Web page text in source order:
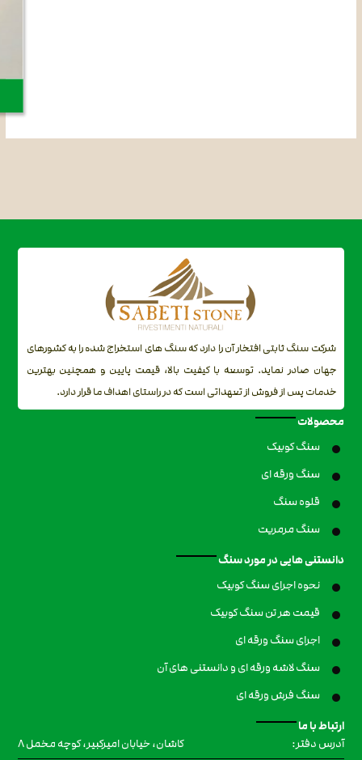
شرکت سنگ ثابتی افتخار آن را دارد که سنگ های استخراج شده را به کشورهای
جهان صادر نماید. توسعه با کیفیت بالا، قیمت پایین و همچنین بهترین
خدمات پس از فروش از تعهداتی است که در راستای اهداف ما قرار دارد.
محصولات
سنگ کوبیک
سنگ ورقه ای
قلوه سنگ
سنگ مرمریت
دانستنی هایی در مورد سنگ
نحوه اجرای سنگ کوبیک
قیمت هر تن سنگ کوبیک
اجرای سنگ ورقه ای
سنگ لاشه ورقه ای و دانستنی های آن
سنگ فرش ورقه ای
ارتباط با ما
آدرس دفتر:
کاشان، خیابان امیرکبیر، کوچه مخمل ۸